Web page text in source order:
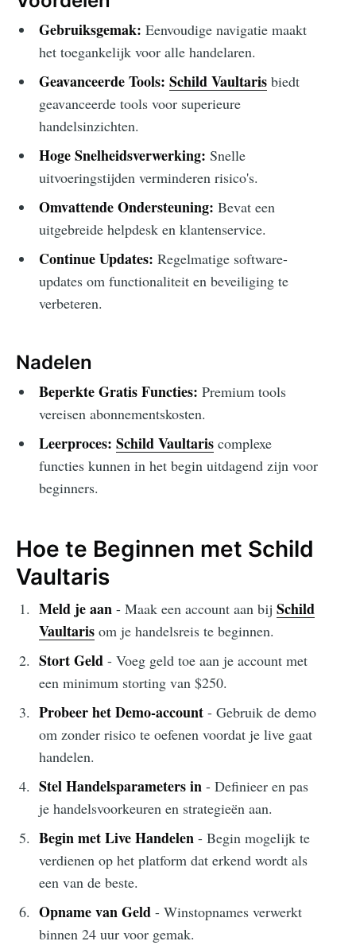
Gebruiksgemak: Eenvoudige navigatie maakt
het toegankelijk voor alle handelaren.
Geavanceerde Tools: Schild Vaultarisbiedt
geavanceerde tools voor superieure
handelsinzichten.
Hoge Snelheidsverwerking: Snelle
uitvoeringstijden verminderen risico's.
Omvattende Ondersteuning: Bevat een
uitgebreide helpdesk en klantenservice.
Continue Updates: Regelmatige software-
updates om functionaliteit en beveiliging te
verbeteren.
Nadelen
Beperkte Gratis Functies: Premium tools
vereisen abonnementskosten.
Leerproces: Schild Vaultariscomplexe
functies kunnen in het begin uitdagend zijn voor
beginners.
Hoe te Beginnen met Schild
Vaultaris
Meld je aan- Maak een account aan bij Schild
Vaultarisom je handelsreis te beginnen.
Stort Geld- Voeg geld toe aan je account met
een minimum storting van $250.
Probeer het Demo-account- Gebruik de demo
om zonder risico te oefenen voordat je live gaat
handelen.
Stel Handelsparameters in- Definieer en pas
je handelsvoorkeuren en strategieën aan.
Begin met Live Handelen- Begin mogelijk te
verdienen op het platform dat erkend wordt als
een van de beste.
Opname van Geld- Winstopnames verwerkt
binnen 24 uur voor gemak.